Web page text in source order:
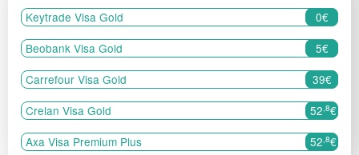
Keytrade Visa Gold
0€
Beobank Visa Gold
5€
Carrefour Visa Gold
39€
Crelan Visa Gold
52,8€
Axa Visa Premium Plus
52,8€